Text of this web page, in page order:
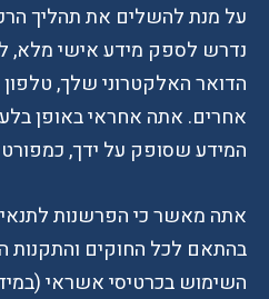
על מנת להשלים את תהליך
נדרש לספק מידע אישי מלא,
הדואר האלקטרוני שלך, טלפון
אחרים. אתה אחראי באופן
המידע שסופק על ידך,
אתה מאשר כי הפרשנות
בהתאם לכל החוקים והתקנות
השימוש בכרטיסי אשראי